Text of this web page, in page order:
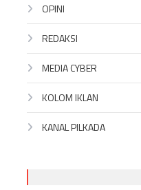
OPINI
REDAKSI
MEDIA CYBER
KOLOM IKLAN
KANAL PILKADA